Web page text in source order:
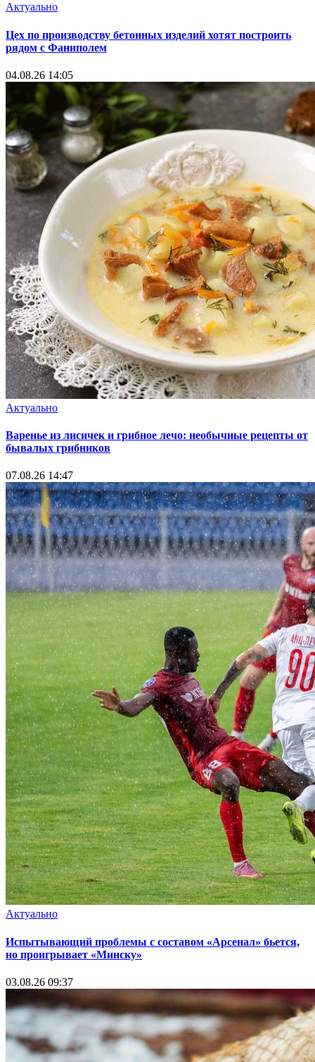
Актуально
Цех по производству бетонных изделий хотят построить
рядом с Фаниполем
04.08.26 14:05
Актуально
Варенье из лисичек и грибное лечо: необычные рецепты от
бывалых грибников
07.08.26 14:47
Актуально
Испытывающий проблемы с составом «Арсенал» бьется,
но проигрывает «Минску»
03.08.26 09:37